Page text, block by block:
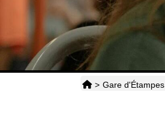
> Gare d'Étampes